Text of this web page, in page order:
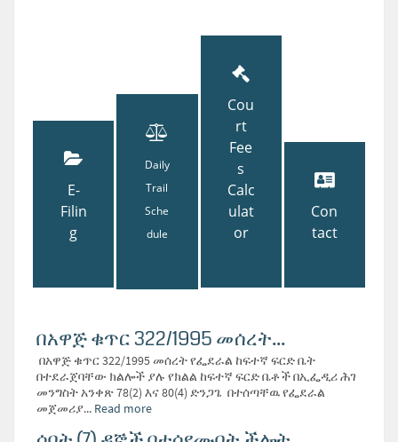
E-
Filin
g
Daily
Trail
Sche
dule
Cou
rt
Fee
s
Calc
ulat
or
Con
tact
በአዋጅ ቁጥር 322/1995 መሰረት...
በአዋጅ ቁጥር 322/1995 መሰረት የፌደራል ከፍተኛ ፍርድ ቤት
በተደራጀባቸው ክልሎች ያሉ የክልል ከፍተኛ ፍርድ ቤቶች በኢፌዲሪ ሕገ
መንግስት አንቀጽ 78(2) እና 80(4) ድንጋጌ በተሰጣቸዉ የፌደራል
መጀመሪያ... Read more